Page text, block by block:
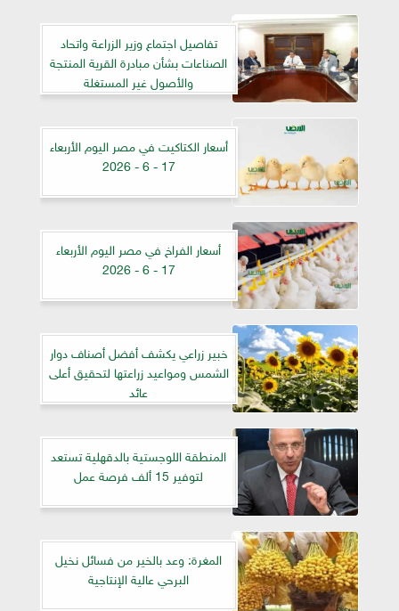
تفاصيل اجتماع وزير الزراعة واتحاد
الصناعات بشأن مبادرة القرية المنتجة
والأصول غير المستغلة
أسعار الكتاكيت في مصر اليوم الأربعاء
17 - 6 - 2026
أسعار الفراخ في مصر اليوم الأربعاء
17 - 6 - 2026
خبير زراعي يكشف أفضل أصناف دوار
الشمس ومواعيد زراعتها لتحقيق أعلى
عائد
المنطقة اللوجستية بالدقهلية تستعد
لتوفير 15 ألف فرصة عمل
المغرة: وعد بالخير من فسائل نخيل
البرحي عالية الإنتاجية